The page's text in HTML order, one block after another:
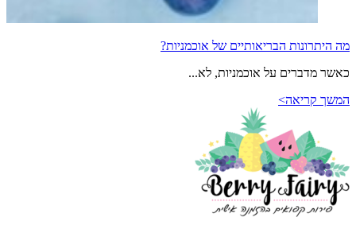
מה היתרונות הבריאותיים של אוכמניות?
כאשר מדברים על אוכמניות, לא...
המשך קריאה>